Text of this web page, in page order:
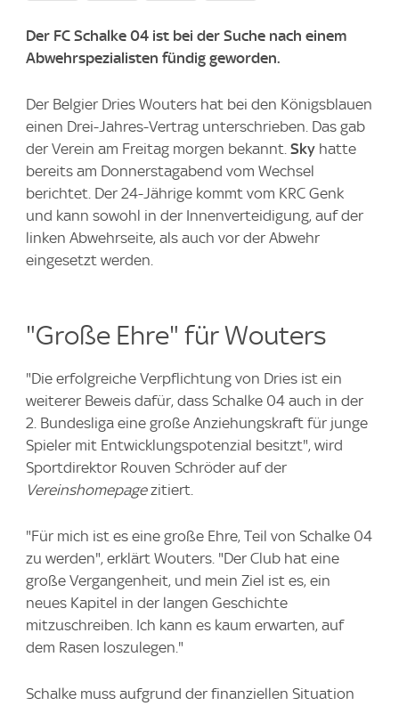
Der FC Schalke 04 ist bei der Suche nach einem
Abwehrspezialisten fündig geworden.
Der Belgier Dries Wouters hat bei den Königsblauen
einen Drei-Jahres-Vertrag unterschrieben. Das gab
der Verein am Freitag morgen bekannt. Sky hatte
bereits am Donnerstagabend vom Wechsel
berichtet. Der 24-Jährige kommt vom KRC Genk
und kann sowohl in der Innenverteidigung, auf der
linken Abwehrseite, als auch vor der Abwehr
eingesetzt werden.
"Große Ehre" für Wouters
"Die erfolgreiche Verpflichtung von Dries ist ein
weiterer Beweis dafür, dass Schalke 04 auch in der
2. Bundesliga eine große Anziehungskraft für junge
Spieler mit Entwicklungspotenzial besitzt", wird
Sportdirektor Rouven Schröder auf der
Vereinshomepagezitiert.
"Für mich ist es eine große Ehre, Teil von Schalke 04
zu werden", erklärt Wouters. "Der Club hat eine
große Vergangenheit, und mein Ziel ist es, ein
neues Kapitel in der langen Geschichte
mitzuschreiben. Ich kann es kaum erwarten, auf
dem Rasen loszulegen."
Schalke muss aufgrund der finanziellen Situation